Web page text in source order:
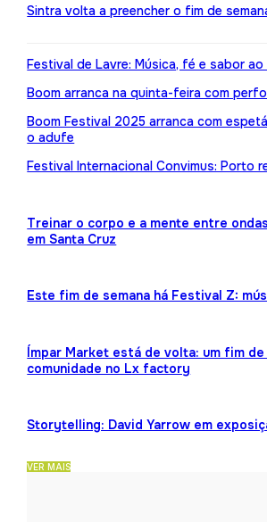
Sintra volta a preencher o fim de
Festival de Lavre: Música, fé e sabor
Boom arranca na quinta-feira com
Boom Festival 2025 arranca com
o adufe
Festival Internacional Convimus: Porto
Treinar o corpo e a mente entre
em Santa Cruz
Este fim de semana há Festival Z:
Ímpar Market está de volta: um fim
comunidade no Lx factory
Storytelling: David Yarrow em
VER MAIS